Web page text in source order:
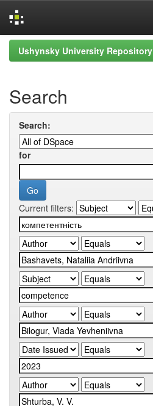
Skip
navigation
Ushynsky University Repository
Search
Search:
for
Current filters: